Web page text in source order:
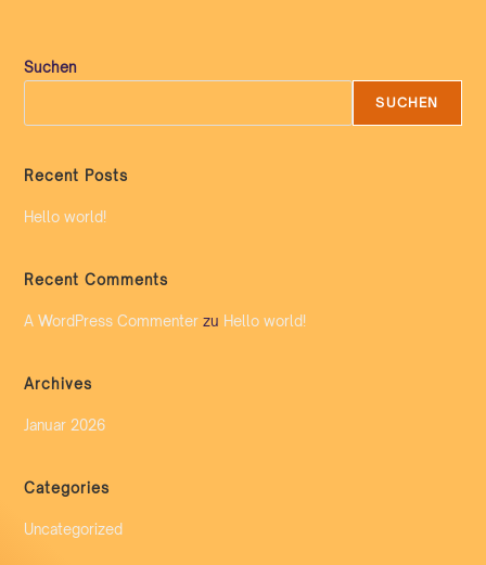
Suchen
SUCHEN
Recent Posts
Hello world!
Recent Comments
A WordPress Commenter zu Hello world!
Archives
Januar 2026
Categories
Uncategorized